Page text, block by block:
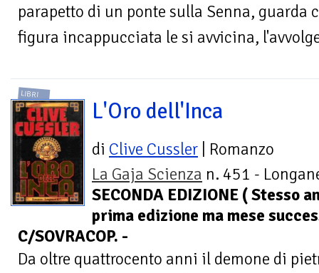
parapetto di un ponte sulla Senna, guarda
figura incappucciata le si avvicina,
LIBRI
L'Oro dell'Inca
di Clive Cussler | Romanzo
La Gaja Scienza n. 451 -
SECONDA EDIZIONE ( Stesso
prima edizione ma mese
C/SOVRACOP. -
Da oltre quattrocento anni il demone di